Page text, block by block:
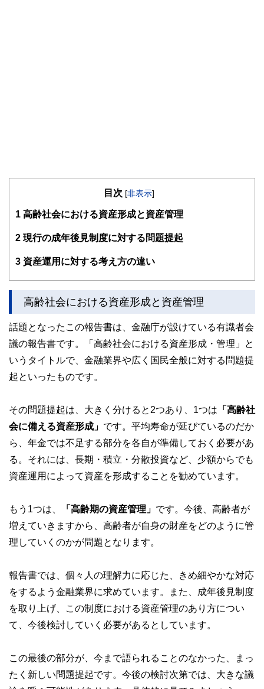
目次 [非表示]
1 高齢社会における資産形成と資産管理
2 現行の成年後見制度に対する問題提起
3 資産運用に対する考え方の違い
高齢社会における資産形成と資産管理
話題となったこの報告書は、金融庁が設けている有識者会
議の報告書です。「高齢社会における資産形成・管理」と
いうタイトルで、金融業界や広く国民全般に対する問題提
起といったものです。
その問題提起は、大きく分けると2つあり、1つは 「高齢社
会に備える資産形成」 です。平均寿命が延びているのだか
ら、年金では不足する部分を各自が準備しておく必要があ
る。それには、長期・積立・分散投資など、少額からでも
資産運用によって資産を形成することを勧めています。
もう1つは、 「高齢期の資産管理」 です。今後、高齢者が
増えていきますから、高齢者が自身の財産をどのように管
理していくのかが問題となります。
報告書では、個々人の理解力に応じた、きめ細やかな対応
をするよう金融業界に求めています。また、成年後見制度
を取り上げ、この制度における資産管理のあり方につい
て、今後検討していく必要があるとしています。
この最後の部分が、今まで語られることのなかった、まっ
たく新しい問題提起です。今後の検討次第では、大きな議